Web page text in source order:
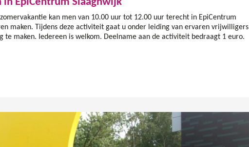
kan men van 10.00 uur tot 12.00 uur terecht in EpiCentrum
maken. Tijdens deze activiteit gaat u onder leiding van ervaren vrijwilligers
te maken. Iedereen is welkom. Deelname aan de activiteit bedraagt 1 euro.